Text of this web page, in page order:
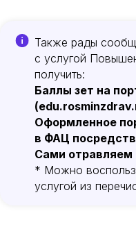
Также рады
с услугой
получить:
Баллы зет на
Оформленное
в ФАЦ
Сами
* Можно
услугой из